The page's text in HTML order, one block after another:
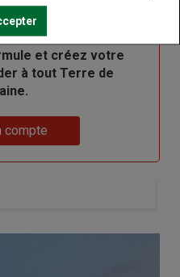
COMPTE
et créez votre
à tout Terre de
compte